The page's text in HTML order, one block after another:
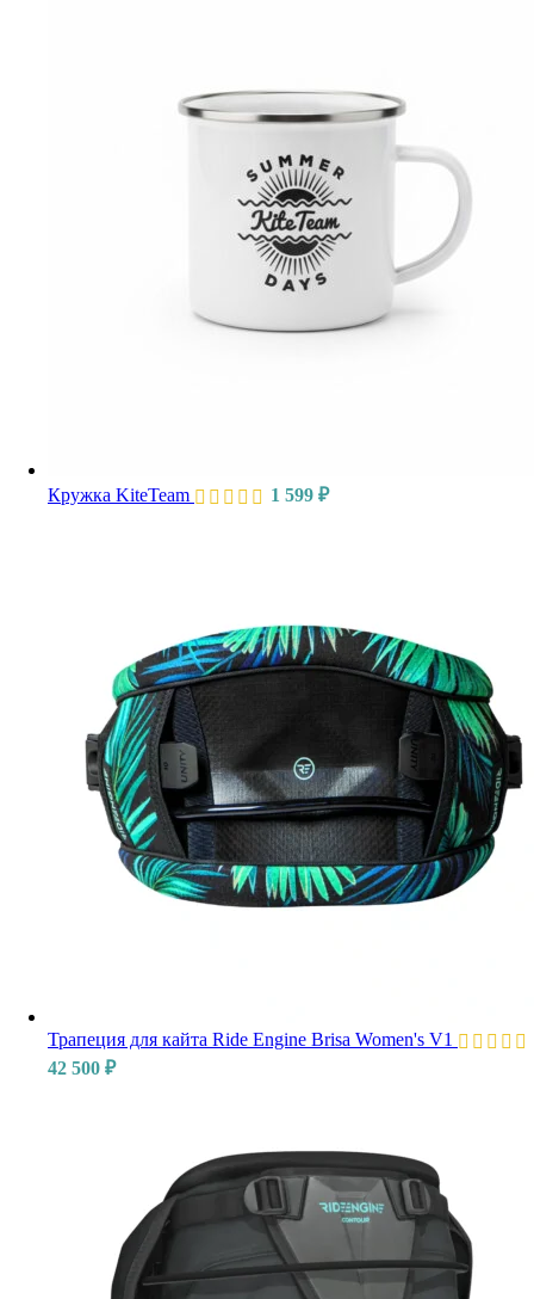
Кружка KiteTeam 1 599 ₽
Трапеция для кайта Ride Engine Brisa Women's V1
42 500 ₽